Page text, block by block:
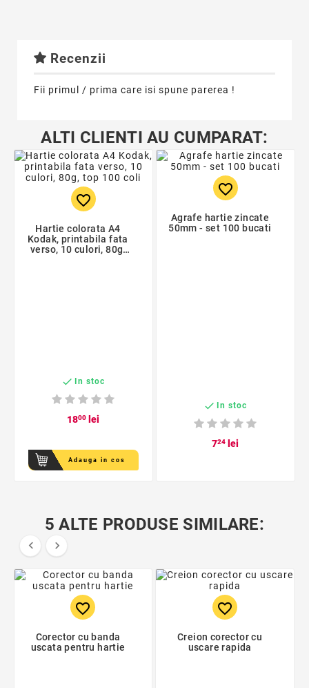
Recenzii
Fii primul / prima care isi spune parerea !
ALTI CLIENTI AU CUMPARAT:
favorite_border
Hartie colorata A4
Kodak, printabila fata
verso, 10 culori, 80g,
 In stoc
1800 lei
Adauga in cos
favorite_border
Agrafe hartie zincate
50mm - set 100 bucati
 In stoc
724 lei
5 ALTE PRODUSE SIMILARE:
 
favorite_border
Corector cu banda
uscata pentru hartie
favorite_border
Creion corector cu
uscare rapida